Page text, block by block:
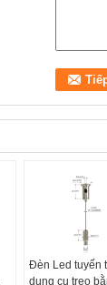
Đèn Led tuyến
dụng cụ treo